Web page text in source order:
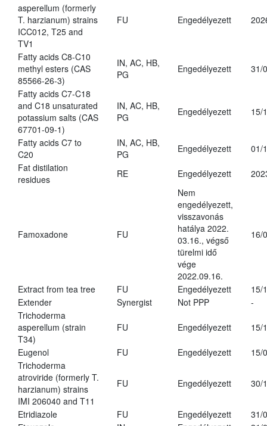
asperellum (formerly
T. harzianum) strains
ICC012, T25 and
TV1
FU Engedélyezett
Fatty acids C8-C10
methyl esters (CAS
85566-26-3)
IN, AC, HB,
PG
Engedélyezett 31/
Fatty acids C7-C18
and C18 unsaturated
potassium salts (CAS
67701-09-1)
IN, AC, HB,
PG
Engedélyezett 15/
Fatty acids C7 to
C20
IN, AC, HB,
PG
Engedélyezett
01/
Fat distilation
residues
RE Engedélyezett
Famoxadone FU
Nem
engedélyezett,
visszavonás
hatálya 2022.
03.16., végső
türelmi idő
vége
2022.09.16.
16/
Extract from tea tree FU Engedélyezett
15/
Extender
Synergist Not PPP
-
Trichoderma
asperellum (strain
T34)
FU Engedélyezett 15/
Eugenol FU Engedélyezett
15/
Trichoderma
atroviride (formerly T.
harzianum) strains
IMI 206040 and T11
FU Engedélyezett 30/
Etridiazole FU Engedélyezett
31/